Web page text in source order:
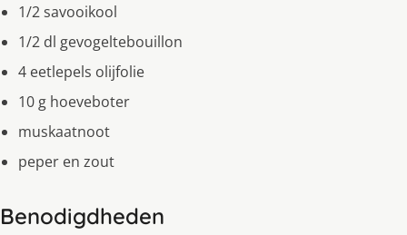
1/2 savooikool
1/2 dl gevogeltebouillon
4 eetlepels olijfolie
10 g hoeveboter
muskaatnoot
peper en zout
Benodigdheden